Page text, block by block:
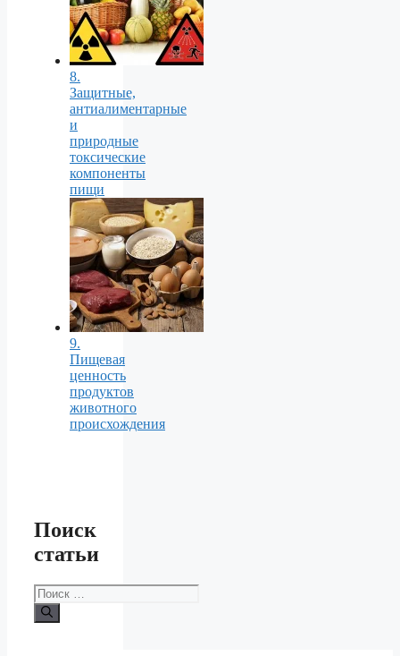
8.
Защитные,
антиалиментарные
и
природные
токсические
компоненты
пищи
9.
Пищевая
ценность
продуктов
животного
происхождения
Поиск
статьи
Поиск: